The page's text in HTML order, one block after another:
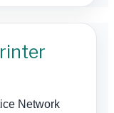
Network